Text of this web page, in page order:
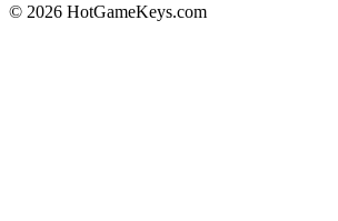
© 2026 HotGameKeys.com